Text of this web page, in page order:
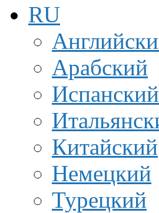
RU
Арабский
Испанский
Китайский
Немецкий
Турецкий